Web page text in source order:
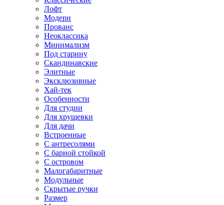
Лофт
Модерн
Прованс
Неоклассика
Минимализм
Под старину
Скандинавские
Элитные
Эксклюзивные
Хай-тек
Особенности
Для студии
Для хрущевки
Для дачи
Встроенные
С антресолями
С барной стойкой
С островом
Малогабаритные
Модульные
Скрытые ручки
Размер